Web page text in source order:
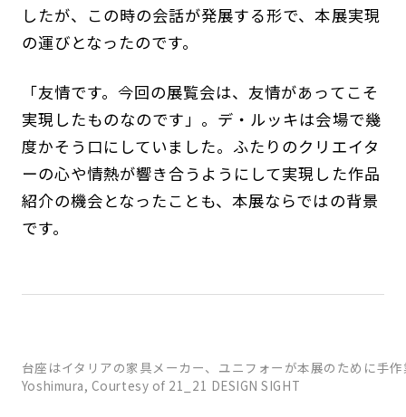
したが、この時の会話が発展する形で、本展実現
の運びとなったのです。
「友情です。今回の展覧会は、友情があってこそ
実現したものなのです」。デ・ルッキは会場で幾
度かそう口にしていました。ふたりのクリエイタ
ーの心や情熱が響き合うようにして実現した作品
紹介の機会となったことも、本展ならではの背景
です。
台座はイタリアの家具メーカー、ユニフォーが本展のために手
Yoshimura, Courtesy of 21_21 DESIGN SIGHT